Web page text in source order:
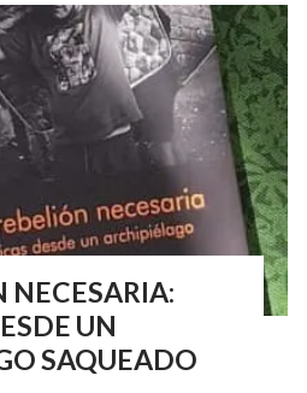
NECESARIA:
UN
SAQUEADO